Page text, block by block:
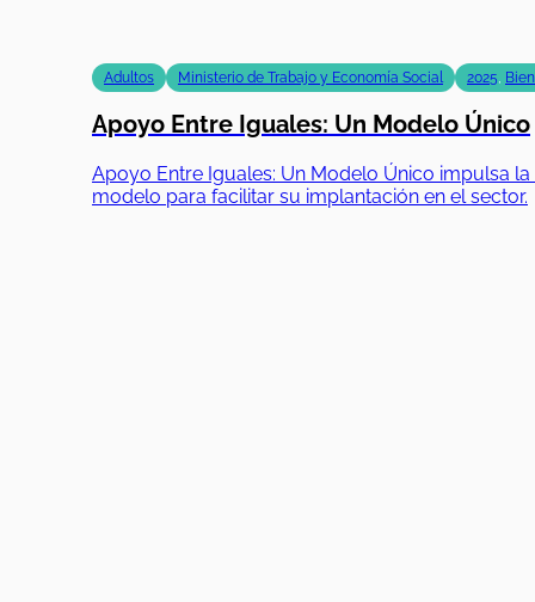
Adultos Ministerio de Trabajo y Economía Social 2025,
Apoyo Entre Iguales: Un Modelo Único
Apoyo Entre Iguales: Un Modelo Único impulsa
modelo para facilitar su implantación en el sector.